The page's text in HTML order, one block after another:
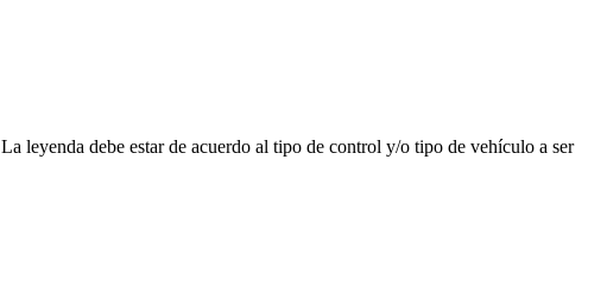
leyenda debe estar de acuerdo al tipo de control y/o tipo de vehículo a ser